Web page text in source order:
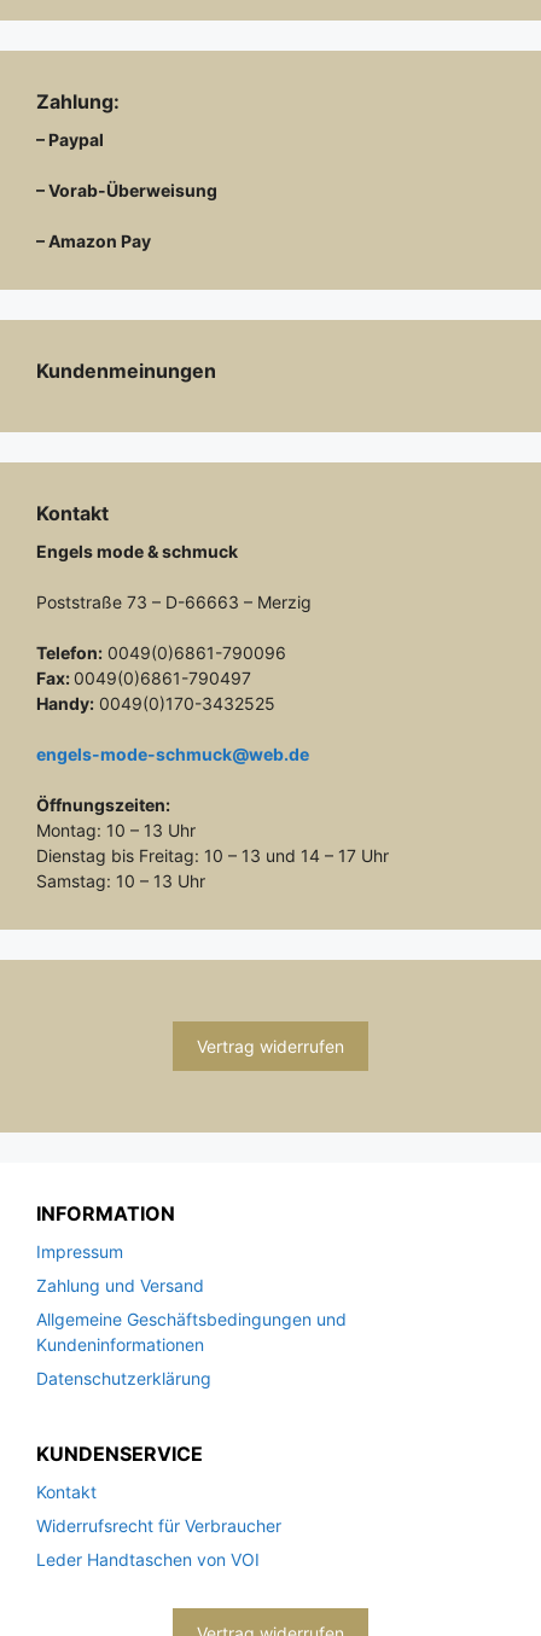
Zahlung:
– Paypal
– Vorab-Überweisung
– Amazon Pay
Kundenmeinungen
Kontakt
Engels mode & schmuck
Poststraße 73 – D-66663 – Merzig
Telefon: 0049(0)6861-790096
Fax: 0049(0)6861-790497
Handy: 0049(0)170-3432525
engels-mode-schmuck@web.de
Öffnungszeiten:
Montag: 10 – 13 Uhr
Dienstag bis Freitag: 10 – 13 und 14 – 17 Uhr
Samstag: 10 – 13 Uhr
Vertrag widerrufen
INFORMATION
Impressum
Zahlung und Versand
Allgemeine Geschäftsbedingungen und
Kundeninformationen
Datenschutzerklärung
KUNDENSERVICE
Kontakt
Widerrufsrecht für Verbraucher
Leder Handtaschen von VOI